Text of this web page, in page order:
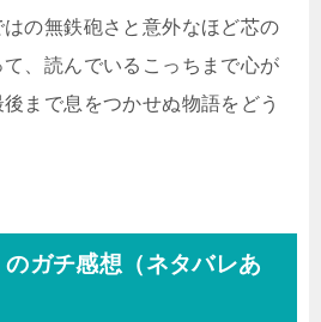
の無鉄砲さと意外なほど芯の
、読んでいるこっちまで心が
まで息をつかせぬ物語をどう
ガチ感想（ネタバレあ